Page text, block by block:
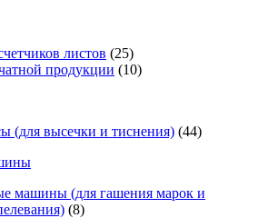
листов (25)
продукции (10)
(для высечки и тиснения) (44)
машины (для гашения марок и
(8)